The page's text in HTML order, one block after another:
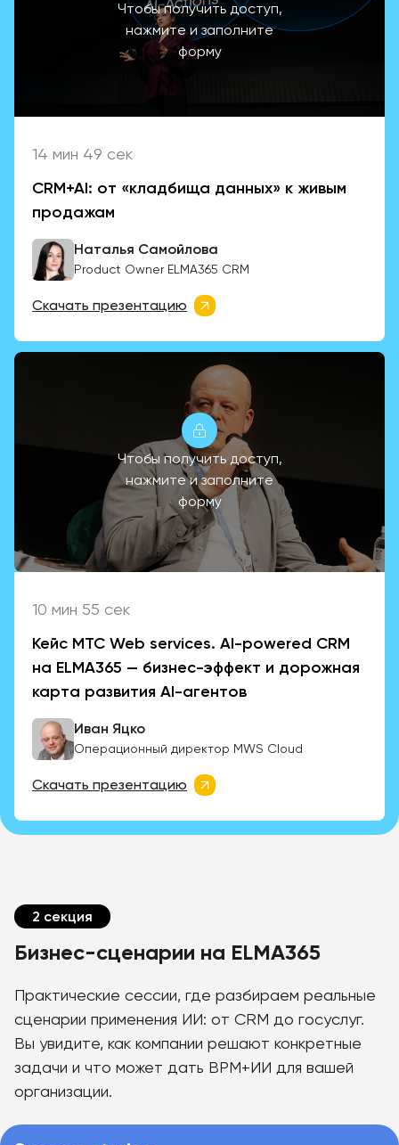
Чтобы получить доступ,
нажмите и заполните
форму
14 мин 49 сек
CRM+AI: от «кладбища данных» к живым
продажам
Наталья Самойлова
Product Owner ELMA365 СRM
Скачать презентацию
Чтобы получить доступ,
нажмите и заполните
форму
10 мин 55 сек
Кейс MТС Web services. AI-powered CRM
на ELMA365 — бизнес-эффект и дорожная
карта развития AI-агентов
Иван Яцко
Операционный директор MWS Cloud
Скачать презентацию
2 секция
Бизнес-сценарии на ELMA365
Практические сессии, где разбираем реальные
сценарии применения ИИ: от CRM до госуслуг.
Вы увидите, как компании решают конкретные
задачи и что может дать BPM+ИИ для вашей
организации.